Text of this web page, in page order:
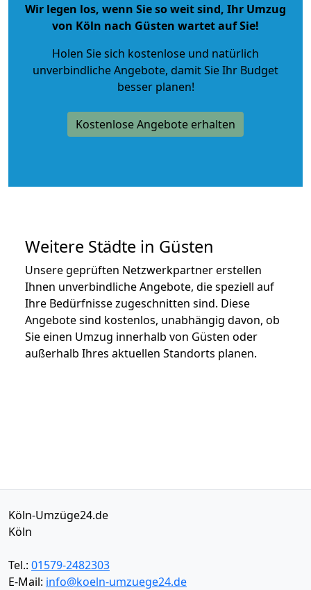
Wir legen los, wenn Sie so weit sind, Ihr Umzug
von Köln nach Güsten wartet auf Sie!
Holen Sie sich kostenlose und natürlich
unverbindliche Angebote, damit Sie Ihr Budget
besser planen!
Kostenlose Angebote erhalten
Weitere Städte in Güsten
Unsere geprüften Netzwerkpartner erstellen
Ihnen unverbindliche Angebote, die speziell auf
Ihre Bedürfnisse zugeschnitten sind. Diese
Angebote sind kostenlos, unabhängig davon, ob
Sie einen Umzug innerhalb von Güsten oder
außerhalb Ihres aktuellen Standorts planen.
Köln-Umzüge24.de
Köln
Tel.: 01579-2482303
E-Mail: info@koeln-umzuege24.de